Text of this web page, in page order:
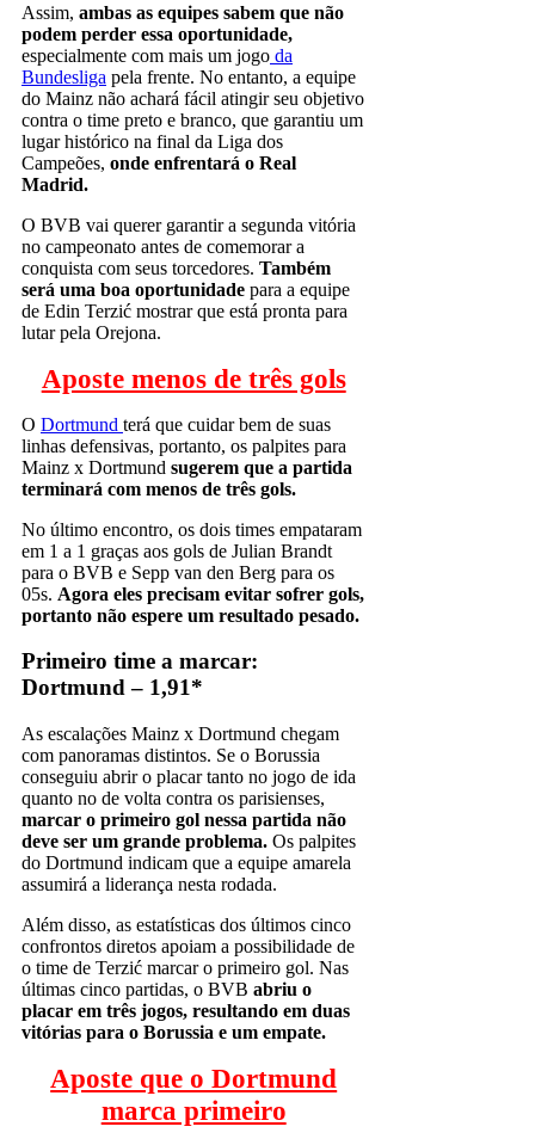
Assim, ambas as equipes sabem que não
podem perder essa oportunidade,
especialmente com mais um jogo da
Bundesliga pela frente. No entanto, a equipe
do Mainz não achará fácil atingir seu objetivo
contra o time preto e branco, que garantiu um
lugar histórico na final da Liga dos
Campeões, onde enfrentará o Real
Madrid.
O BVB vai querer garantir a segunda vitória
no campeonato antes de comemorar a
conquista com seus torcedores. Também
será uma boa oportunidade para a equipe
de Edin Terzić mostrar que está pronta para
lutar pela Orejona.
Aposte menos de três gols
O Dortmund terá que cuidar bem de suas
linhas defensivas, portanto, os palpites para
Mainz x Dortmund sugerem que a partida
terminará com menos de três gols.
No último encontro, os dois times empataram
em 1 a 1 graças aos gols de Julian Brandt
para o BVB e Sepp van den Berg para os
05s. Agora eles precisam evitar sofrer gols,
portanto não espere um resultado pesado.
Primeiro time a marcar:
Dortmund – 1,91*
As escalações Mainz x Dortmund chegam
com panoramas distintos. Se o Borussia
conseguiu abrir o placar tanto no jogo de ida
quanto no de volta contra os parisienses,
marcar o primeiro gol nessa partida não
deve ser um grande problema. Os palpites
do Dortmund indicam que a equipe amarela
assumirá a liderança nesta rodada.
Além disso, as estatísticas dos últimos cinco
confrontos diretos apoiam a possibilidade de
o time de Terzić marcar o primeiro gol. Nas
últimas cinco partidas, o BVB abriu o
placar em três jogos, resultando em duas
vitórias para o Borussia e um empate.
Aposte que o Dortmund
marca primeiro